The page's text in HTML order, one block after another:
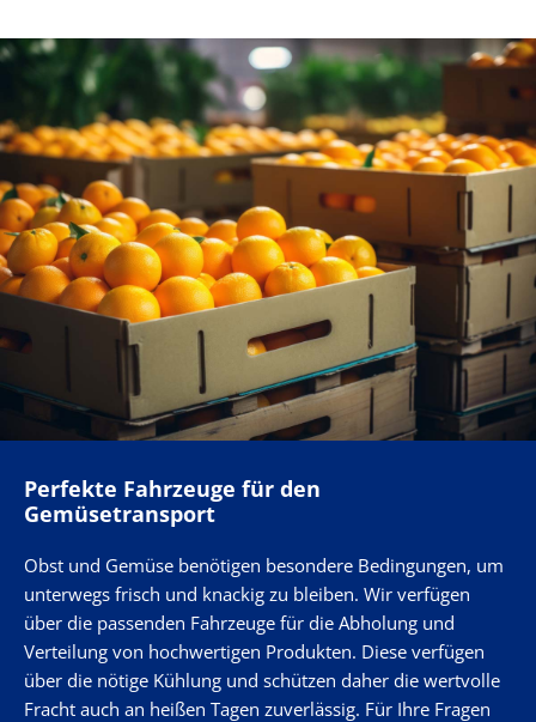
Perfekte Fahrzeuge für den
Gemüsetransport
Obst und Gemüse benötigen besondere Bedingungen, um
unterwegs frisch und knackig zu bleiben. Wir verfügen
über die passenden Fahrzeuge für die Abholung und
Verteilung von hochwertigen Produkten. Diese verfügen
über die nötige Kühlung und schützen daher die wertvolle
Fracht auch an heißen Tagen zuverlässig. Für Ihre Fragen